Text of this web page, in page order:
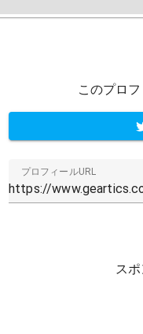
このプロ
プロフィールURL
ス